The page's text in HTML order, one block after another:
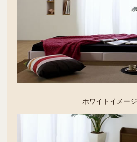
ホワイトイメージ